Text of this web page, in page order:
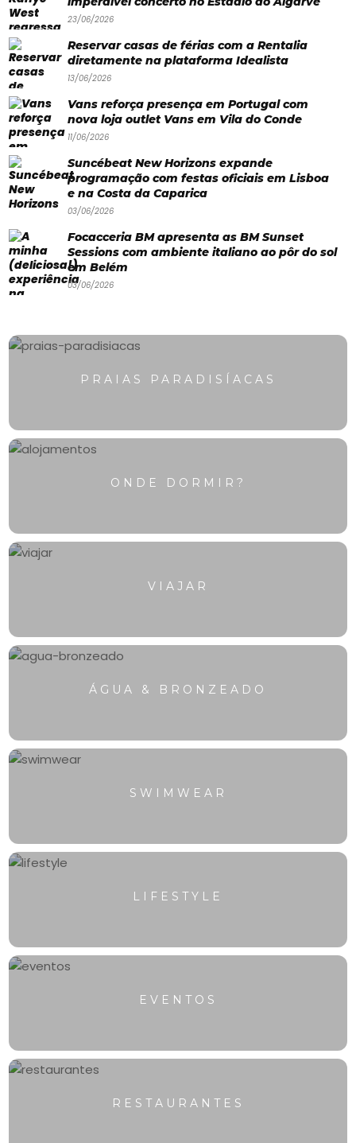
Lifestyle
Restaurantes
Praias
Paradisíacas
Swimwear
Água
Bronzeado
Sun7
Falem
💬
23/06/2026
Reservar casas de férias com a Rentalia
diretamente na plataforma Idealista
13/06/2026
Vans reforça presença em Portugal com
nova loja outlet Vans em Vila do Conde
11/06/2026
Suncébeat New Horizons expande
programação com festas oficiais em Lisboa
e na Costa da Caparica
03/06/2026
Focacceria BM apresenta as BM Sunset
Sessions com ambiente italiano ao pôr do sol
em Belém
03/06/2026
PRAIAS PARADISÍACAS
ONDE DORMIR?
VIAJAR
ÁGUA & BRONZEADO
SWIMWEAR
LIFESTYLE
EVENTOS
RESTAURANTES